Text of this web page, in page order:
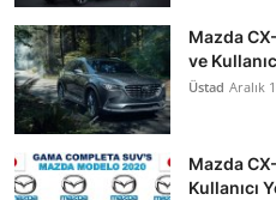
Mazda
ve
Üstad Aralık
Mazda
Kullanıcı